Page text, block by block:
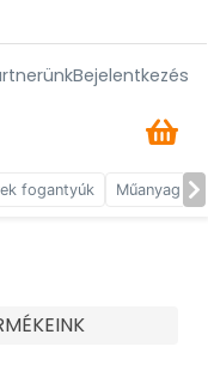
Bejelentkezés
fogantyúk Műanyag